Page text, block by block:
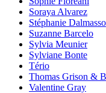
Soraya Alvarez
Stéphanie Dalmasso
Suzanne Barcelo
Sylvia Meunier
Sylviane Bonte
Tério
Thomas Grison &
Valentine Gray